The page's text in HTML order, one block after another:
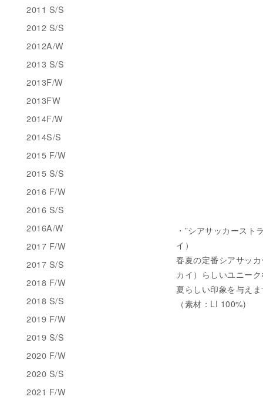
・”シアサッカース
イ）
春夏の定番シアサッ
カイ）らしいユニー
夏らしい印象を与え
（素材：LI 100%)
2011 S/S
2012 S/S
2012A/W
2013 S/S
2013F/W
2013FW
2014F/W
2014S/S
2015 F/W
2015 S/S
2016 F/W
2016 S/S
2016A/W
2017 F/W
2017 S/S
2018 F/W
2018 S/S
2019 F/W
2019 S/S
2020 F/W
2020 S/S
2021 F/W